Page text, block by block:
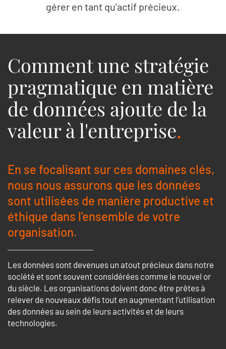
gérer en tant qu'actif précieux.
Comment une stratégie
pragmatique en matière
de données ajoute de la
valeur à l'entreprise.
En se focalisant sur ces domaines clés,
nous nous assurons que les données
sont utilisées de manière productive et
éthique dans l'ensemble de votre
organisation.
Les données sont devenues un atout précieux dans notre
société et sont souvent considérées comme le nouvel or
du siècle. Les organisations doivent donc être prêtes à
relever de nouveaux défis tout en augmentant l’utilisation
des données au sein de leurs activités et de leurs
technologies.